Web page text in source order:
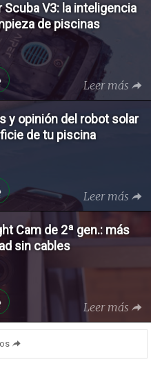
V3: la inteligencia
de piscinas
Leer más
y opinión del robot solar
de tu piscina
Leer más
Cam de 2ª gen.: más
sin cables
Leer más